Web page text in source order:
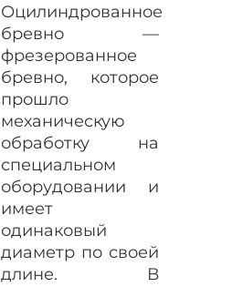
Оцилиндрованное
бревно —
фрезерованное
бревно, которое
прошло
механическую
обработку на
специальном
оборудовании и
имеет
одинаковый
диаметр по своей
длине. В